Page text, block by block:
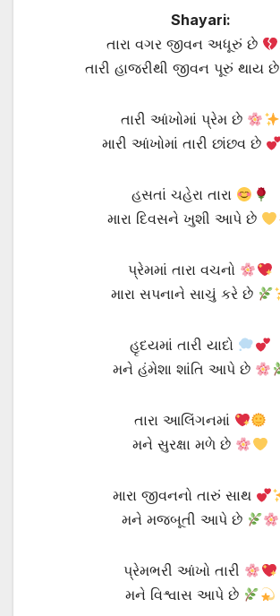
Shayari:
તારા વગર જીવન અધૂરું છે
તારી હાજરીથી જીવન પૂરું થાય છે
તારી આંખોમાં પ્રેમ છે
મારી આંખોમાં તારી છાંછવ છે
હસતાં ચહેરા તારા
મારા દિવસને ખુશી આપે છે
પ્રેમમાં તારા વચનો
મારા સપનાને સાચું કરે છે
હૃદયમાં તારી યાદો
મને હંમેશા શાંતિ આપે છે
તારા આલિંગનમાં
મને સુરક્ષા મળે છે
મારા જીવનનો તારું સાથ
મને મજબૂતી આપે છે
પ્રેમભરી આંખો તારી
મને વિશ્વાસ આપે છે